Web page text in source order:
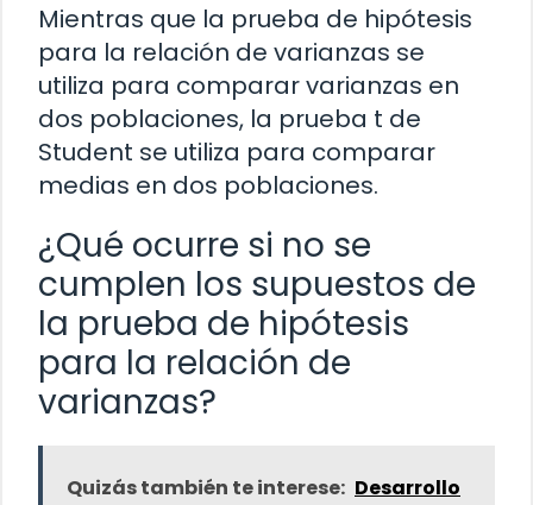
Mientras que la prueba de hipótesis
para la relación de varianzas se
utiliza para comparar varianzas en
dos poblaciones, la prueba t de
Student se utiliza para comparar
medias en dos poblaciones.
¿Qué ocurre si no se
cumplen los supuestos de
la prueba de hipótesis
para la relación de
varianzas?
Quizás también te interese: Desarrollo